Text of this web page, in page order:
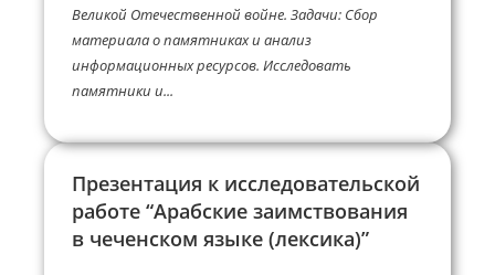
Великой Отечественной войне. Задачи: Сбор
материала о памятниках и анализ
информационных ресурсов. Исследовать
памятники и...
Презентация к исследовательской
работе “Арабские заимствования
в чеченском языке (лексика)”